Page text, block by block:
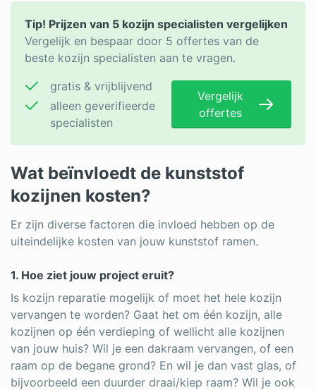
Tip! Prijzen van 5 kozijn specialisten vergelijken
Vergelijk en bespaar door 5 offertes van de
beste kozijn specialisten aan te vragen.
gratis & vrijblijvend
alleen geverifieerde
specialisten
Vergelijk
offertes
Wat beïnvloedt de kunststof
kozijnen kosten?
Er zijn diverse factoren die invloed hebben op de
uiteindelijke kosten van jouw kunststof ramen.
1. Hoe ziet jouw project eruit?
Is kozijn reparatie mogelijk of moet het hele kozijn
vervangen te worden? Gaat het om één kozijn, alle
kozijnen op één verdieping of wellicht alle kozijnen
van jouw huis? Wil je een dakraam vervangen, of een
raam op de begane grond? En wil je dan vast glas, of
bijvoorbeeld een duurder draai/kiep raam? Wil je ook